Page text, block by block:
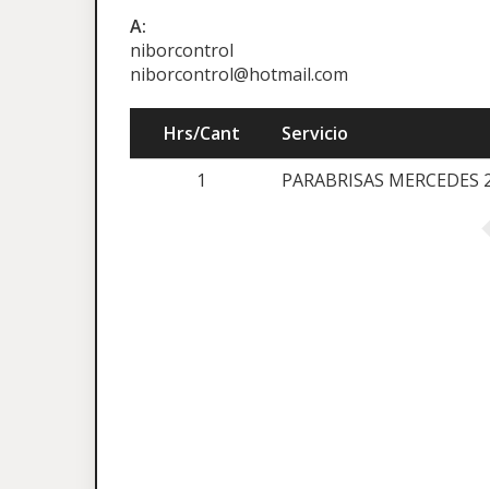
A:
niborcontrol
niborcontrol@hotmail.com
Hrs/Cant Servicio
1
PARABRISAS MERCEDES